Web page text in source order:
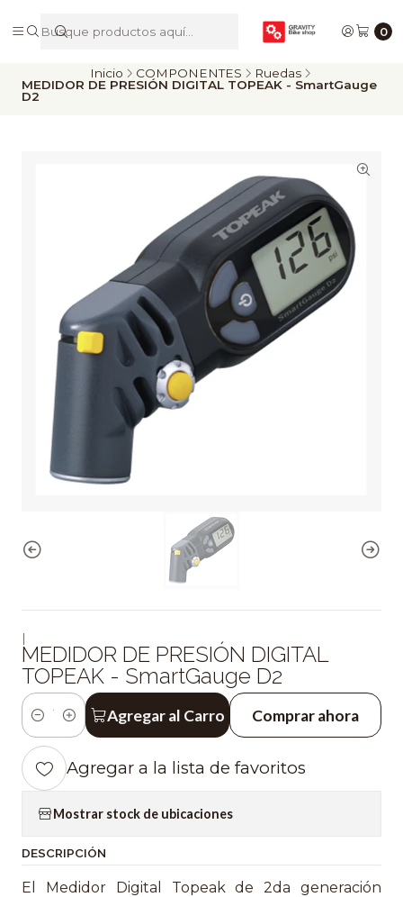
0
De Riders para Riders
Inicio COMPONENTES
Ruedas
MEDIDOR DE PRESIÓN DIGITAL TOPEAK - SmartGauge
D2
|
MEDIDOR DE PRESIÓN DIGITAL
TOPEAK - SmartGauge D2
Cantidad
Agregar al Carro Comprar ahora
Agregar a la lista de favoritos
Mostrar stock de ubicaciones
DESCRIPCIÓN
El Medidor Digital Topeak de 2da generación